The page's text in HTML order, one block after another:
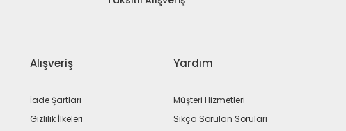
Alışveriş
İade Şartları
Gizlilik İlkeleri
Yardım
Müşteri Hizmetleri
Sıkça Sorulan Soruları